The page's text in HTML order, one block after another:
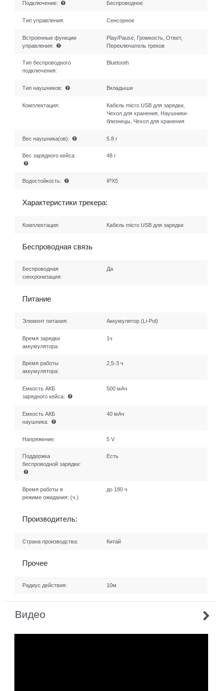
Подключение: Беспроводное
Тип управления: Сенсорное
Встроенные функции
управления:
Play/Pause, Громкость, Ответ,
Переключатель треков
Тип беспроводного
подключения:
Bluetooth
Тип наушников: Вкладыши
Комплектация:
Кабель micro USB для зарядки,
Чехол для хранения, Наушники-
близнецы, Чехол для хранения
Вес наушника(ов): 5.8 г
Вес зарядного кейса: 48 г
Водостойкость: IPX5
Характеристики трекера:
Комплектация: Кабель micro USB для зарядки
Беспроводная связь
Беспроводная
синхронизация:
Да
Питание
Элемент питания: Аккумулятор (Li-Pol)
Время зарядки
аккумулятора:
1ч
Время работы
аккумулятора:
2,5-3 ч
Емкость АКБ
зарядного кейса:
500 мАч
Емкость АКБ
наушника:
40 мАч
Напряжение: 5 V
Поддержка
беспроводной зарядки:
Есть
Время работы в
режиме ожидания: (ч.)
до 180 ч
Производитель:
Страна производства: Китай
Прочее
Радиус действия: 10м
Видео